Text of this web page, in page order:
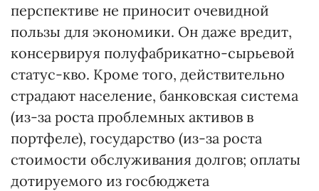
перспективе не приносит очевидной
пользы для экономики. Он даже вредит,
консервируя полуфабрикатно-сырьевой
статус-кво. Кроме того, действительно
страдают население, банковская система
(из-за роста проблемных активов в
портфеле), государство (из-за роста
стоимости обслуживания долгов; оплаты
дотируемого из госбюджета